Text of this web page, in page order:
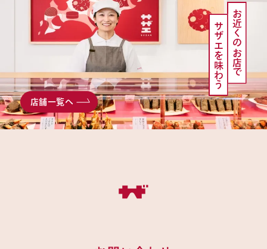
お近くのお店で
サザエを味わう
店舗一覧へ